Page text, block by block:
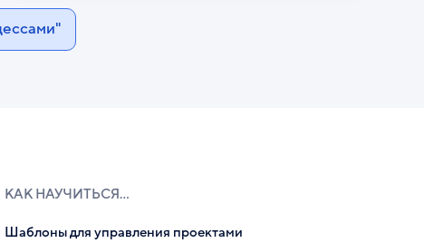
КАК НАУЧИТЬСЯ...
Шаблоны для управления проектами